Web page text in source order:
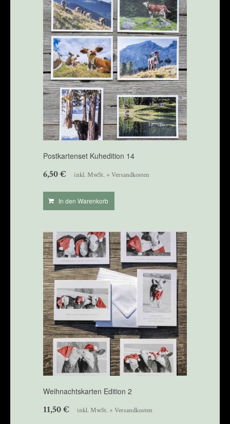
Postkartenset Kuhedition 14
6,50€ inkl. MwSt. + Versandkosten
In den Warenkorb
Weihnachtskarten Edition 2
11,50€ inkl. MwSt. + Versandkosten